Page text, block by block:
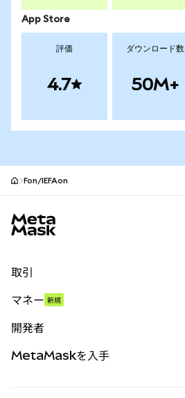
App Store
評価
4.7
ダウンロード数
50M+
Fon/IEFAon
取引
パーペチュアル
RWA
マネー 新規
開発者
MetaMaskを入手